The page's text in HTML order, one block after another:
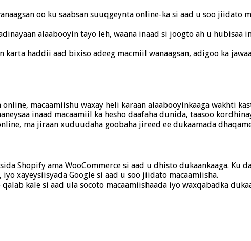
oo ku saabsan suuqgeynta online-ka si aad u soo jiidato
alaabooyin tayo leh, waana inaad si joogto ah u hubisaa
karta haddii aad bixiso adeeg macmiil wanaagsan, adigoo ka
online, macaamiishu waxay heli karaan alaabooyinkaaga wakhti
inaad macaamiil ka hesho daafaha dunida, taasoo
ma jiraan xuduudaha goobaha jireed ee dukaamada
Shopify ama WooCommerce si aad u dhisto dukaankaaga. Ku
iyo xayeysiisyada Google si aad u soo jiidato macaamiisha.
kale si aad ula socoto macaamiishaada iyo waxqabadka